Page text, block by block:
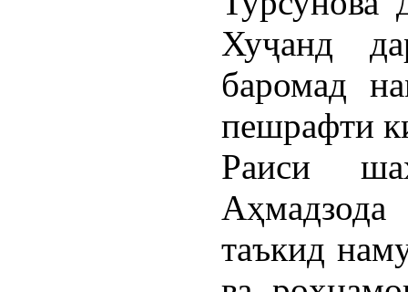
Хуҷанд
баромад
пешрафти
Раиси
таъкид